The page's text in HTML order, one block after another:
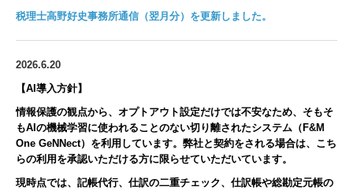
税理士高野好史事務所通信（翌月分）を更新しました。
2026.6.20
【AI導入方針】
情報保護の観点から、オプトアウト設定だけでは不安なため、そもそ
もAIの機械学習に使われることのない切り離されたシステム（F&M
One GeNNect）を利用しています。弊社と契約をされる場合は、こち
らの利用を承認いただける方に限らせていただいています。
現時点では、記帳代行、仕訳の二重チェック、仕訳帳や総勘定元帳の